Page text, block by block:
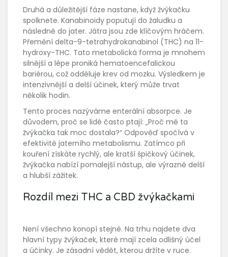
Druhá a důležitější fáze nastane, když žvýkačku
spolknete. Kanabinoidy poputují do žaludku a
následně do jater. Játra jsou zde klíčovým hráčem.
Přemění delta-9-tetrahydrokanabinol (THC) na 11-
hydroxy-THC. Tato metabolická forma je mnohem
silnější a lépe proniká hematoencefalickou
bariérou, což odděluje krev od mozku. Výsledkem je
intenzivnější a delší účinek, který může trvat
několik hodin.
Tento proces nazýváme enterální absorpce. Je
důvodem, proč se lidé často ptají: „Proč mě ta
žvýkačka tak moc dostala?“ Odpověď spočívá v
efektivitě jaterního metabolismu. Zatímco při
kouření získáte rychlý, ale kratší špičkový účinek,
žvýkačka nabízí pomalejší nástup, ale výrazně delší
a hlubší zážitek.
Rozdíl mezi THC a CBD žvýkačkami
Není všechno konopí stejné. Na trhu najdete dva
hlavní typy žvýkaček, které mají zcela odlišný účel
a účinky. Je zásadní vědět, kterou držíte v ruce.